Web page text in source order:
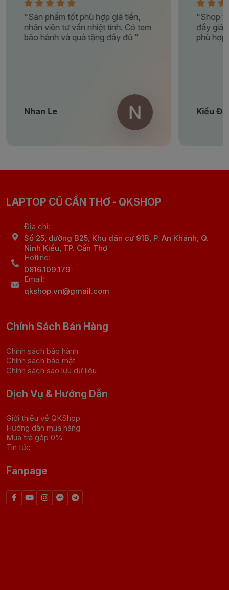
"Shop tư vấn rất có tâm, không
đẩy giá, giới thiệu đúng sản phẩm
phù hợp với nhu cầu của mình. "
Kiều Đoàn Thị Thu
LAPTOP CŨ CẦN THƠ - QKSHOP
Địa chỉ:
Số 25, đường B25, Khu dân cư 91B, P. An Khánh, Q.
Ninh Kiều, TP. Cần Thơ
Hotline:
0816.109.179
Email:
qkshop.vn@gmail.com
Chính Sách Bán Hàng
Chính sách bảo hành
Chính sách bảo mật
Chính sách sao lưu dữ liệu
Dịch Vụ & Hướng Dẫn
Giới thiệu về QKShop
Hướng dẫn mua hàng
Mua trả góp 0%
Tin tức
Fanpage